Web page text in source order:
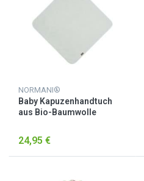
NORMANI®
Baby Kapuzenhandtuch
aus Bio-Baumwolle
24,95 €